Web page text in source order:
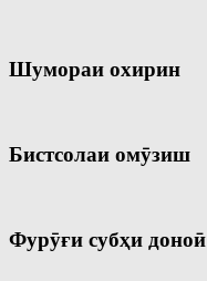
Шумораи охирин
Бистсолаи омӯзиш
Фурӯғи субҳи доноӣ